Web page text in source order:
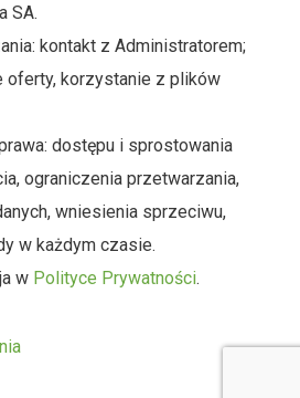
SA.
kontakt z Administratorem;
oferty, korzystanie z plików
dostępu i sprostowania
ograniczenia przetwarzania,
wniesienia sprzeciwu,
w każdym czasie.
w Polityce Prywatności.